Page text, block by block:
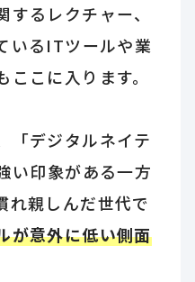
るレクチャー、
いるITツールや業
こに入ります。
「デジタルネイテ
い印象がある一方
れ親しんだ世代で
が意外に低い側面